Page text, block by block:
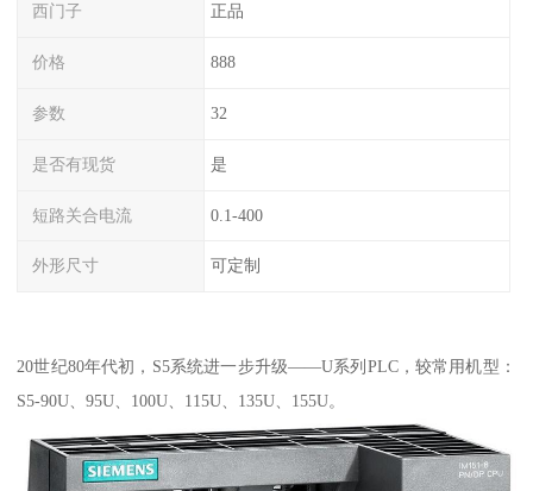
西门子 正品
价格 888
参数 32
是否有现货 是
短路关合电流 0.1-400
外形尺寸 可定制
20世纪80年代初，S5系统进一步升级——U系列PLC，较常用机型：
S5-90U、95U、100U、115U、135U、155U。